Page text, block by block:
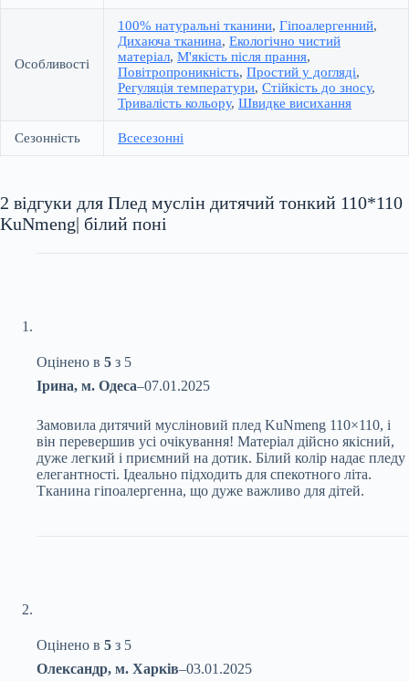
Особливості
100% натуральні тканини, Гіпоалергенний,
Дихаюча тканина, Екологічно чистий
матеріал, М'якість після прання,
Повітропроникність, Простий у догляді,
Регуляція температури, Стійкість до зносу,
Тривалість кольору, Швидке висихання
Сезонність Всесезонні
2 відгуки для Плед муслін дитячий тонкий 110*110
KuNmeng| білий поні
Оцінено в 5 з 5
Ірина, м. Одеса–07.01.2025
Замовила дитячий мусліновий плед KuNmeng 110×110, і
він перевершив усі очікування! Матеріал дійсно якісний,
дуже легкий і приємний на дотик. Білий колір надає пледу
елегантності. Ідеально підходить для спекотного літа.
Тканина гіпоалергенна, що дуже важливо для дітей.
Оцінено в 5 з 5
Олександр, м. Харків–03.01.2025